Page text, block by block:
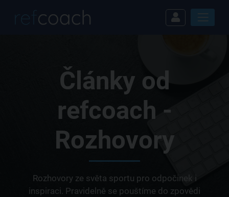
Články od
refcoach -
Rozhovory
Rozhovory ze světa sportu pro odpočinek i
inspiraci. Pravidelně se pouštíme do zpovědi